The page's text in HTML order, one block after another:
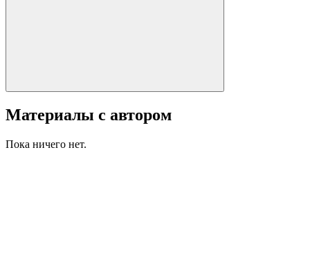
Материалы с автором
Пока ничего нет.